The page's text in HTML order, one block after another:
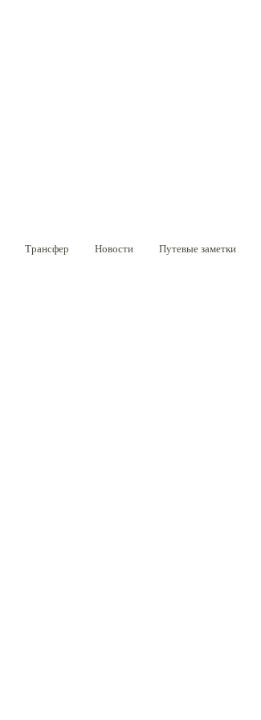
Трансфер Новости Путевые заметки